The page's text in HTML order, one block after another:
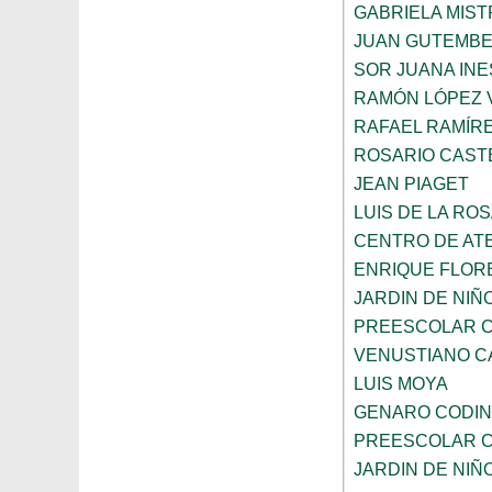
GABRIELA
JUAN
SOR JUANA
RAMÓN LÓPEZ
RAFAEL
ROSARIO
JEAN PIAGET
LUIS DE LA
CENTRO DE
ENRIQUE
JARDIN DE
PREESCOLAR
VENUSTIANO
LUIS MOYA
GENARO
PREESCOLAR
JARDIN DE